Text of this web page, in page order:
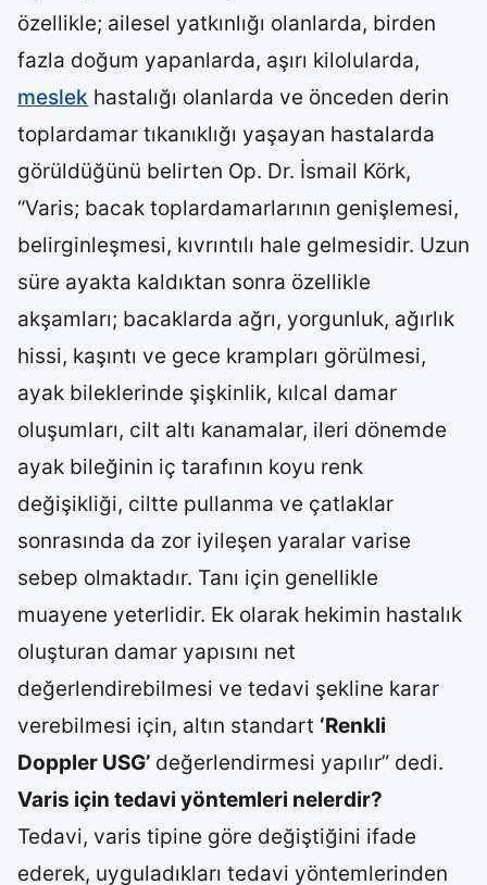
özellikle; ailesel yatkınlığı olanlarda, birden
fazla doğum yapanlarda, aşırı kilolularda,
meslek hastalığı olanlarda ve önceden derin
toplardamar tıkanıklığı yaşayan hastalarda
görüldüğünü belirten Op. Dr. İsmail Körk,
“Varis; bacak toplardamarlarının genişlemesi,
belirginleşmesi, kıvrıntılı hale gelmesidir. Uzun
süre ayakta kaldıktan sonra özellikle
akşamları; bacaklarda ağrı, yorgunluk, ağırlık
hissi, kaşıntı ve gece krampları görülmesi,
ayak bileklerinde şişkinlik, kılcal damar
oluşumları, cilt altı kanamalar, ileri dönemde
ayak bileğinin iç tarafının koyu renk
değişikliği, ciltte pullanma ve çatlaklar
sonrasında da zor iyileşen yaralar varise
sebep olmaktadır. Tanı için genellikle
muayene yeterlidir. Ek olarak hekimin hastalık
oluşturan damar yapısını net
değerlendirebilmesi ve tedavi şekline karar
verebilmesi için, altın standart ‘Renkli
Doppler USG’ değerlendirmesi yapılır” dedi.
Varis için tedavi yöntemleri nelerdir?
Tedavi, varis tipine göre değiştiğini ifade
ederek, uyguladıkları tedavi yöntemlerinden